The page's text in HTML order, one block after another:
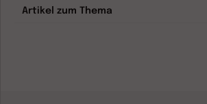
Artikel zum Thema